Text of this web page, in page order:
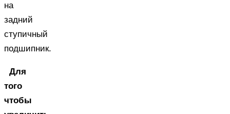
на
задний
ступичный
подшипник.
Для
того
чтобы